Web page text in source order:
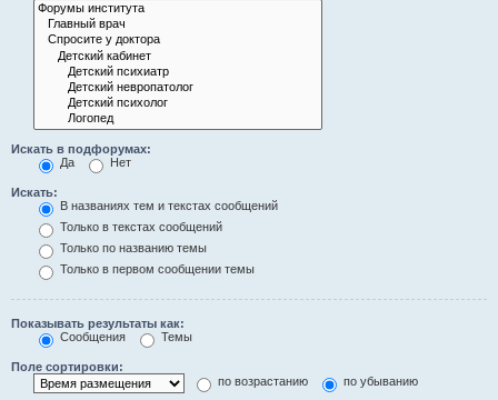
Искать в подфорумах:
Да
Нет
Искать:
В названиях тем и текстах сообщений
Только в текстах сообщений
Только по названию темы
Только в первом сообщении темы
Показывать результаты как:
Сообщения
Темы
Поле сортировки:
по возрастанию
по убыванию